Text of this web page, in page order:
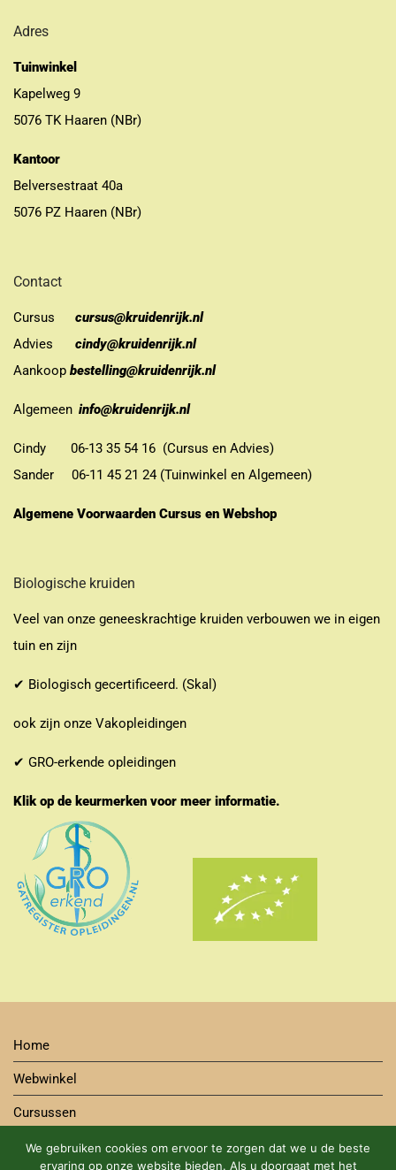
Adres
Tuinwinkel
Kapelweg 9
5076 TK Haaren (NBr)
Kantoor
Belversestraat 40a
5076 PZ Haaren (NBr)
Contact
Cursus
cursus@kruidenrijk.nl
Advies
cindy@kruidenrijk.nl
Aankoop bestelling@kruidenrijk.nl
Algemeen info@kruidenrijk.nl
Cindy 06-13 35 54 16 (Cursus en Advies)
Sander 06-11 45 21 24 (Tuinwinkel en Algemeen)
Algemene Voorwaarden Cursus en Webshop
Biologische kruiden
Veel van onze geneeskrachtige kruiden verbouwen we in eigen
tuin en zijn
✔ Biologisch gecertificeerd. (Skal)
ook zijn onze Vakopleidingen
✔ GRO-erkende opleidingen
Klik op de keurmerken voor meer informatie.
Home
Webwinkel
Cursussen
Contact
We gebruiken cookies om ervoor te zorgen dat we u de beste
ervaring op onze website bieden. Als u doorgaat met het